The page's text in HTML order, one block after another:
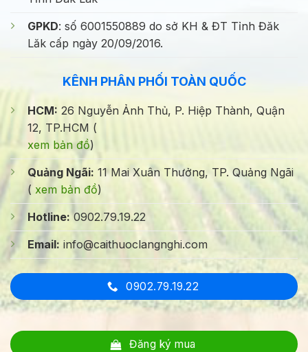
GPKD: số 6001550889 do sở KH & ĐT Tỉnh Đăk
Lăk cấp ngày 20/09/2016.
KÊNH PHÂN PHỐI TOÀN QUỐC
HCM: 26 Nguyễn Ảnh Thủ, P. Hiệp Thành, Quận
12, TP.HCM (
xem bản đồ)
Quảng Ngãi: 11 Mai Xuân Thưởng, TP. Quảng Ngãi
( xem bản đồ)
Hotline:0902.79.19.22
Email: info@caithuoclangnghi.com
0902.79.19.22
Đăng ký mua